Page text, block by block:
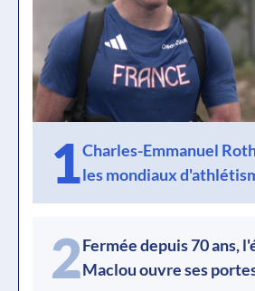
1Charles-Emmanuel
les mondiaux
2Fermée depuis 70 ans,
Maclou ouvre ses